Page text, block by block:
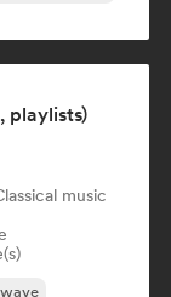
playlists)
music